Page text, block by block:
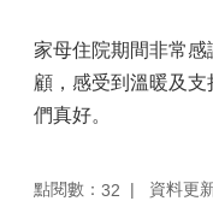
家母住院期間非常
顧，感受到溫暖及
們真好。
點閱數： 32
資料更